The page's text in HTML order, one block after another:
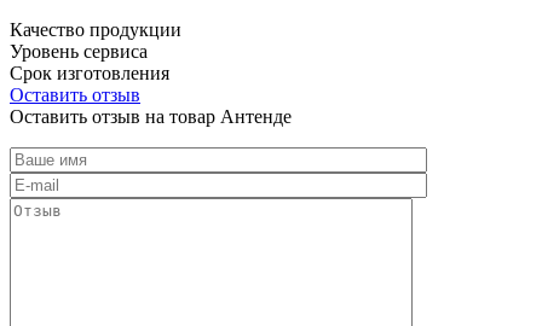
Качество продукции
Уровень сервиса
Срок изготовления
Оставить отзыв
Оставить отзыв на товар Антенде